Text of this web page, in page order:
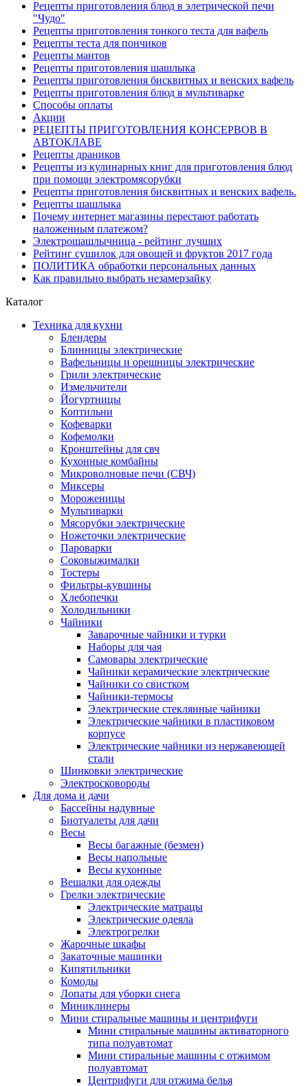
Рецепты приготовления блюд в элетрической печи
"Чудо"
Рецепты приготовления тонкого теста для вафель
Рецепты теста для пончиков
Рецепты мантов
Рецепты приготовления шашлыка
Рецепты приготовления бисквитных и венских вафель
Рецепты приготовления блюд в мультиварке
Способы оплаты
Акции
РЕЦЕПТЫ ПРИГОТОВЛЕНИЯ КОНСЕРВОВ В
АВТОКЛАВЕ
Рецепты драников
Рецепты из кулинарных книг для приготовления блюд
при помощи электромясорубки
Рецепты приготовления бисквитных и венских вафель.
Рецепты шашлыка
Почему интернет магазины перестают работать
наложенным платежом?
Электрошашлычница - рейтинг лучших
Рейтинг сушилок для овощей и фруктов 2017 года
ПОЛИТИКА обработки персональных данных
Как правильно выбрать незамерзайку
Каталог
Техника для кухни
Блендеры
Блинницы электрические
Вафельницы и орешницы электрические
Грили электрические
Измельчители
Йогуртницы
Коптильни
Кофеварки
Кофемолки
Кронштейны для свч
Кухонные комбайны
Микроволновые печи (СВЧ)
Миксеры
Мороженицы
Мультиварки
Мясорубки электрические
Ножеточки электрические
Пароварки
Соковыжималки
Тостеры
Фильтры-кувшины
Хлебопечки
Холодильники
Чайники
Заварочные чайники и турки
Наборы для чая
Самовары электрические
Чайники керамические электрические
Чайники со свистком
Чайники-термосы
Электрические стеклянные чайники
Электрические чайники в пластиковом
корпусе
Электрические чайники из нержавеющей
стали
Шинковки электрические
Электросковороды
Для дома и дачи
Бассейны надувные
Биотуалеты для дачи
Весы
Весы багажные (безмен)
Весы напольные
Весы кухонные
Вешалки для одежды
Грелки электрические
Электрические матрацы
Электрические одеяла
Электрогрелки
Жарочные шкафы
Закаточные машинки
Кипятильники
Комоды
Лопаты для уборки снега
Миниклинеры
Мини стиральные машины и центрифуги
Мини стиральные машины активаторного
типа полуавтомат
Мини стиральные машины с отжимом
полуавтомат
Центрифуги для отжима белья